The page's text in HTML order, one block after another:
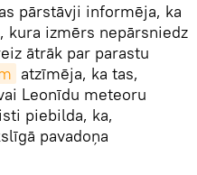
pārstāvji informēja, ka
kura izmērs nepārsniedz
ātrāk par parastu
atzīmēja, ka tas,
Leonīdu meteoru
piebilda, ka,
pavadoņa